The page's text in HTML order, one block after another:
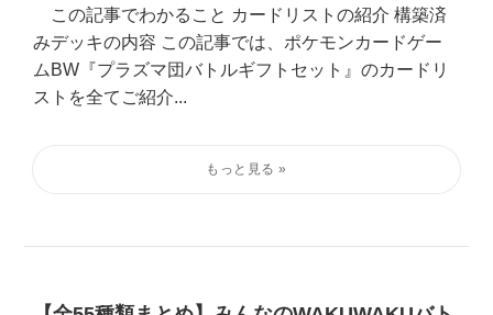
この記事でわかること カードリストの紹介 構築済
みデッキの内容 この記事では、ポケモンカードゲー
ムBW『プラズマ団バトルギフトセット』のカードリ
ストを全てご紹介...